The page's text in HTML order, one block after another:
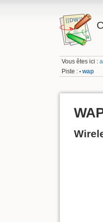
Vous êtes ici :
Piste : • wap